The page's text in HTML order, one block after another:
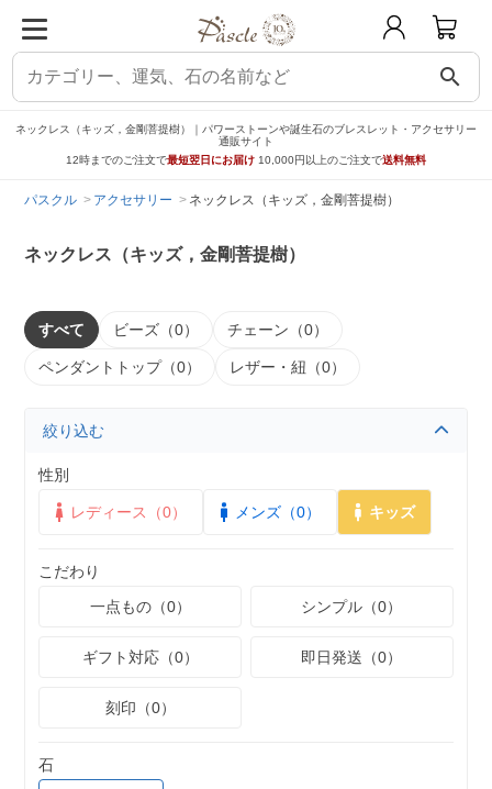
search
ネックレス（キッズ，金剛菩提樹）｜パワーストーンや誕生石のブレスレット・アクセサリー
通販サイト
12時までのご注文で最短翌日にお届け 10,000円以上のご注文で送料無料
パスクル アクセサリー ネックレス（キッズ，金剛菩提樹）
ネックレス（キッズ，金剛菩提樹）
すべて ビーズ（0） チェーン（0）
ペンダントトップ（0） レザー・紐（0）
絞り込む
性別
レディース（0） メンズ（0） キッズ
こだわり
一点もの（0）
シンプル（0）
ギフト対応（0） 即日発送（0）
刻印（0）
石